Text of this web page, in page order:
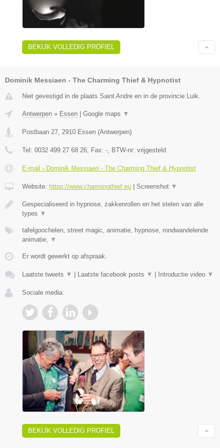
BEKIJK VOLLEDIG PROFIEL
Dominik Messiaen - The Charming Thief & Hypnotist
Niet gevestigd in de plaats Saint Andre en in de provincie Luik.
Antwerpen » Essen Google maps ▼
Postbaan 27, 2910 Essen (Antwerpen)
Tel: 0032 499 27 68 26, Fax: -, BTW-nr: vrijgesteld
E-mail › Dominik Messiaen - The Charming Thief & Hypnotist
Website: https://www.charmingthief.eu Screenshot ▼
Gespecialiseerd in hypnose, zakkenrollen en het stelen van alle
types ▼
tafelgoochelen, street magic, animatie, hypnose, rondwandelende
animatie, ▼
Er wordt gewerkt op afspraak.
Laatste tweets ▼ Laatste facebook posts ▼ Introductie video ▼
Sociale media:
BEKIJK VOLLEDIG PROFIEL